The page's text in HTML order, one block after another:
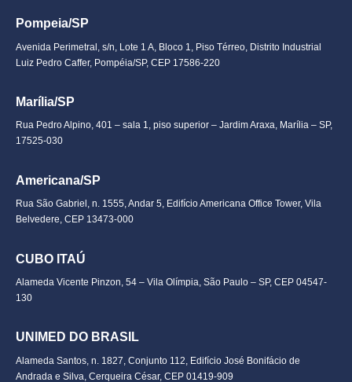
Pompeia/SP
Avenida Perimetral, s/n, Lote 1 A, Bloco 1, Piso Térreo, Distrito Industrial
Luiz Pedro Caffer, Pompéia/SP, CEP 17586-220
Marília/SP
Rua Pedro Alpino, 401 – sala 1, piso superior – Jardim Araxa, Marília – SP,
17525-030
Americana/SP
Rua São Gabriel, n. 1555, Andar 5, Edifício Americana Office Tower, Vila
Belvedere, CEP 13473-000
CUBO ITAÚ
Alameda Vicente Pinzon, 54 – Vila Olímpia, São Paulo – SP, CEP 04547-
130
UNIMED DO BRASIL
Alameda Santos, n. 1827, Conjunto 112, Edifício José Bonifácio de
Andrada e Silva, Cerqueira César, CEP 01419-909